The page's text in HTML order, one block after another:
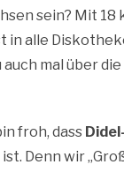
sein? Mit 18
in alle
auch mal über
froh, dass
Denn wir